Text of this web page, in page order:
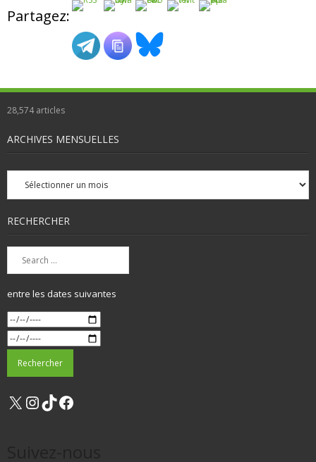
Partagez:
28,574articles
ARCHIVES MENSUELLES
Archives
mensuelles
RECHERCHER
entre les dates suivantes
X Instagram
TikTok